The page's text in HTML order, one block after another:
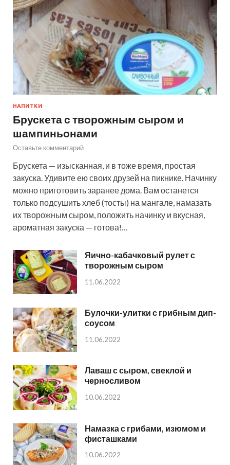
НАПИТКИ
Брускета с творожным сыром и
шампиньонами
Оставьте комментарий
Брускета — изысканная, и в тоже время, простая
закуска. Удивите ею своих друзей на пикнике. Начинку
можно приготовить заранее дома. Вам останется
только подсушить хлеб (тосты) на мангале, намазать
их творожным сыром, положить начинку и вкусная,
ароматная закуска — готова!…
Яично-кабачковый рулет с
творожным сыром
11.06.2022
Булочки-улитки с грибным дип-
соусом
11.06.2022
Лаваш с сыром, свеклой и
черносливом
10.06.2022
Намазка с грибами, изюмом и
фисташками
10.06.2022